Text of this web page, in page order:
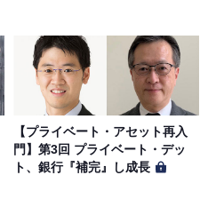
【プライベート・アセット再入
門】第3回 プライベート・デッ
ト、銀行『補完』し成長